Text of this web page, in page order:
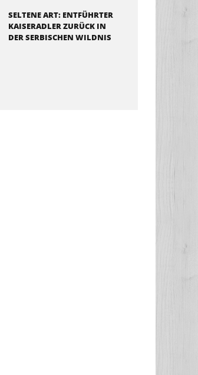
SELTENE ART: ENTFÜHRTER
KAISERADLER ZURÜCK IN
DER SERBISCHEN WILDNIS